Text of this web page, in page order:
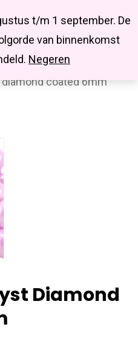
t/m 1 september. De
van binnenkomst
Negeren
searchaccount
Glaskralen
coated 6mm
Diamond
Close